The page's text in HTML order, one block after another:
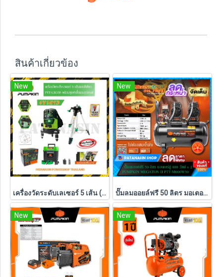
สินค้าเกี่ยวข้อง
New
เครื่องวัดระดับเลเซอร์ 5 เส้น (พร้อมชุดขาตั้ง) PUMPKIN แสงสีเขียว รุ่น PTT-LSG5E (28267)
New
ปั๊มลมออยล์ฟรี 50 ลิตร มอเตอร์คู่ 600W x 2 Pumpkin MEGATON II PTT-M600W50 (31543)
New New